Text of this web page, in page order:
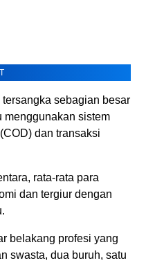
sebagian besar
menggunakan sistem
dan transaksi
rata-rata para
dan tergiur dengan
belakang profesi yang
swasta, dua buruh, satu